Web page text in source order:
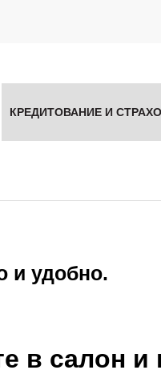
КРЕДИТОВАНИЕ И
и удобно.
в салон и